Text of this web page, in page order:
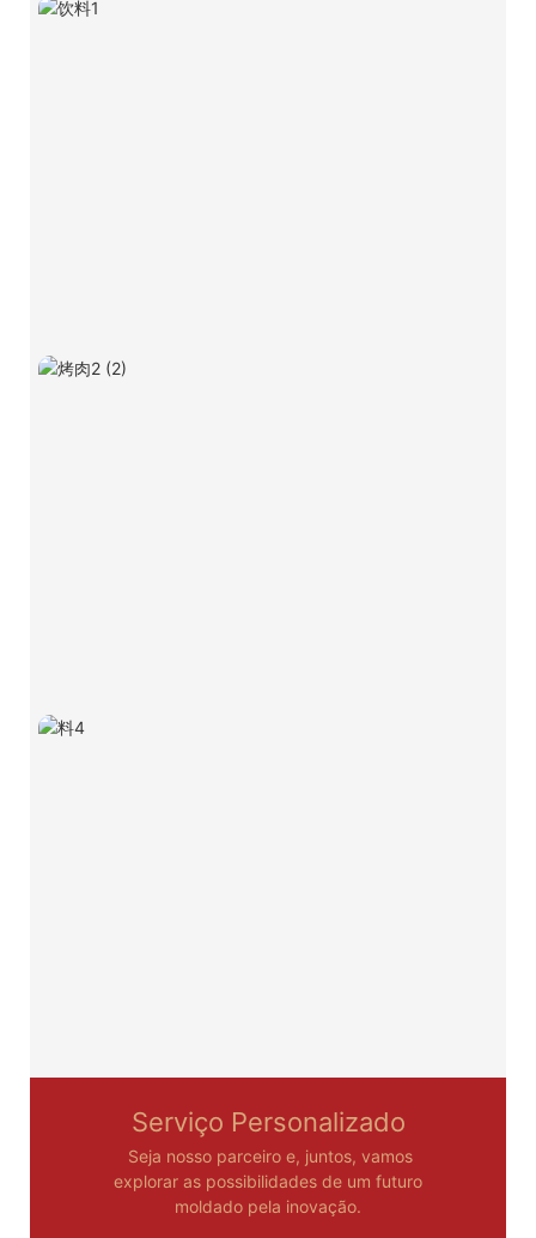
Serviço Personalizado
Seja nosso parceiro e, juntos, vamos
explorar as possibilidades de um futuro
moldado pela inovação.